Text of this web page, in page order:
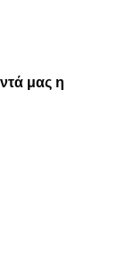
μας η